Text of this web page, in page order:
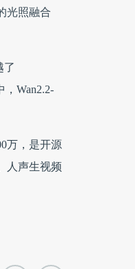
光照融合
了
Wan2.2-
万，是开源
人声生视频